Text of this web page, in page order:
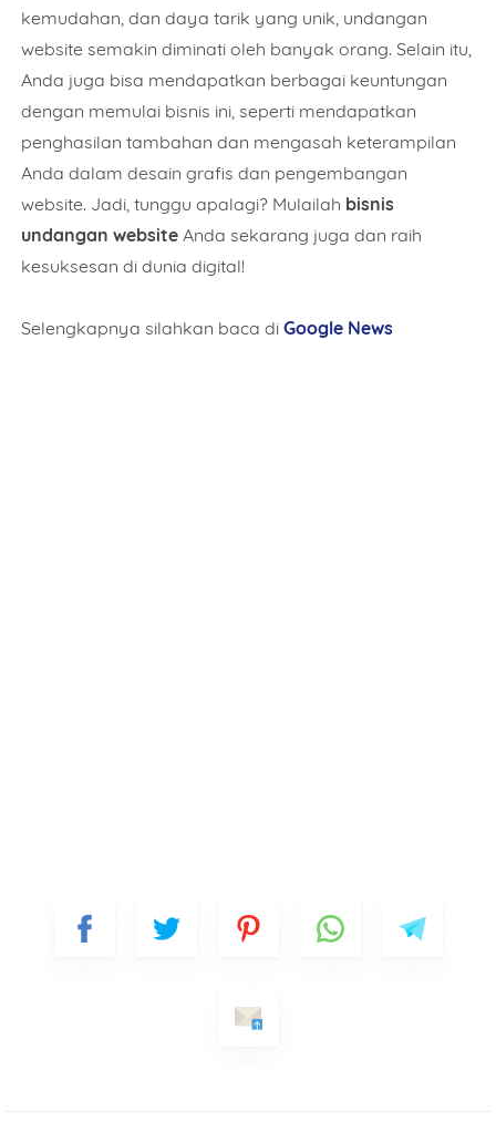
kemudahan, dan daya tarik yang unik, undangan
website semakin diminati oleh banyak orang. Selain itu,
Anda juga bisa mendapatkan berbagai keuntungan
dengan memulai bisnis ini, seperti mendapatkan
penghasilan tambahan dan mengasah keterampilan
Anda dalam desain grafis dan pengembangan
website. Jadi, tunggu apalagi? Mulailah bisnis
undangan website Anda sekarang juga dan raih
kesuksesan di dunia digital!
Selengkapnya silahkan baca diGoogle News